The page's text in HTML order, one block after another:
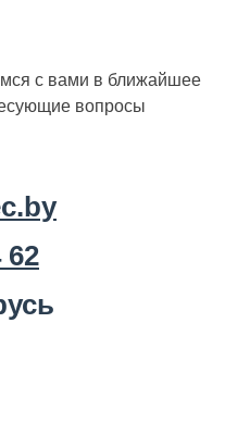
с вами в ближайшее
вопросы
62